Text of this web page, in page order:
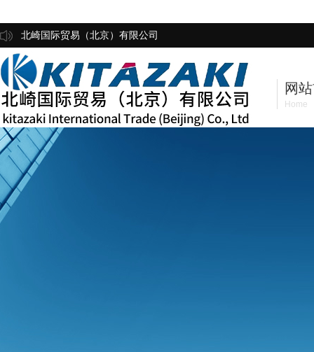
北崎国际贸易（北京）有限公司
网
Home